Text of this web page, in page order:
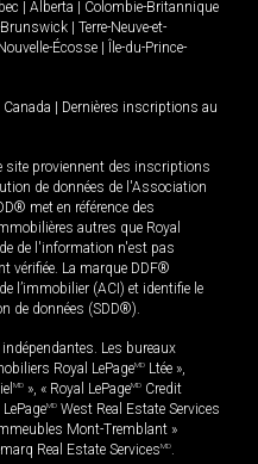
Alberta
Colombie-Britannique
Brunswick
Terre-Neuve-et-
Écosse
Île-du-Prince-
Dernières inscriptions au
site proviennent des inscriptions
de données de l'Association
met en référence des
autres que Royal
de l'information n'est pas
vérifiée. La marque DDF®
l’immobilier (ACI) et identifie le
de données (SDD®).
Les bureaux
Royal LePageMD Ltée »,
MD », « Royal LePageMD Credit
MD West Real Estate Services
Mont-Tremblant »
Real Estate ServicesMD.